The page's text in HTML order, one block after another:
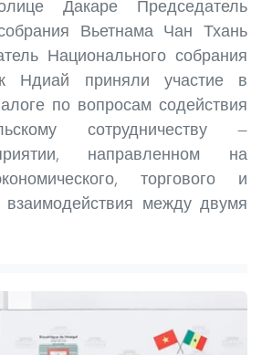
Дакаре Председатель
Вьетнама Чан Тхань
Национального собрания
Ндиай приняли участие в
по вопросам содействия
сотрудничеству —
направленном на
торгового и
взаимодействия между двумя